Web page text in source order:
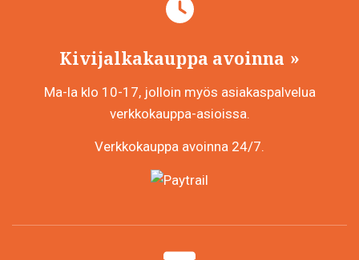
Kivijalkakauppa avoinna
Ma-la klo 10-17, jolloin myös asiakaspalvelua
verkkokauppa-asioissa.
Verkkokauppa avoinna 24/7.